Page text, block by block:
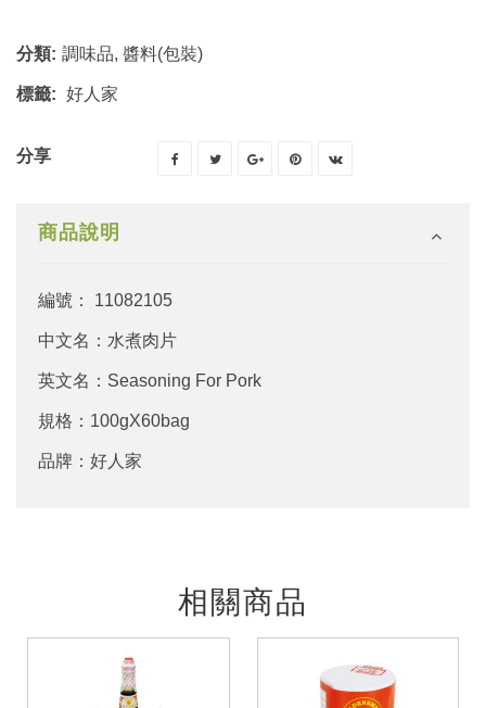
分類: 調味品, 醬料(包裝)
標籤: 好人家
分享
商品說明
編號： 11082105
中文名：水煮肉片
英文名：Seasoning For Pork
規格：100gX60bag
品牌：好人家
相關商品